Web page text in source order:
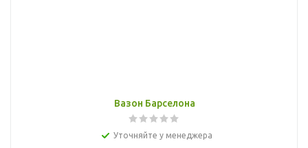
Вазон Барселона
Уточняйте у менеджера